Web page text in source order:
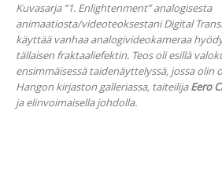
Kuvasarja “1. Enlightenment” analogisesta
animaatiosta/videoteoksestani Digital
käyttää vanhaa analogivideokameraa
tällaisen fraktaaliefektin. Teos oli esillä
ensimmäisessä taidenäyttelyssä, jossa olin
Hangon kirjaston galleriassa, taiteilijaEero
ja elinvoimaisella johdolla.